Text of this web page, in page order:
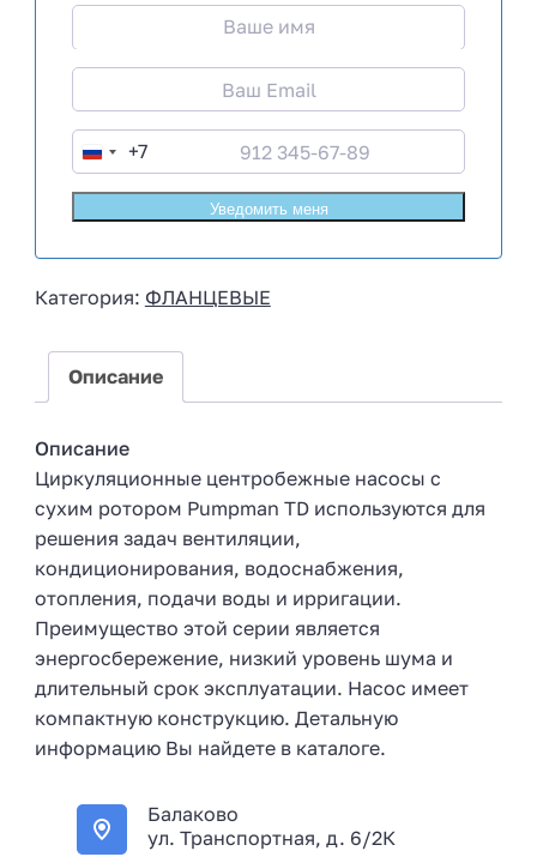
R
u
s
a
7
+7
Категория: ФЛАНЦЕВЫЕ
Описание
Описание
Циркуляционные центробежные насосы с
сухим ротором Pumpman TD используются для
решения задач вентиляции,
кондиционирования, водоснабжения,
отопления, подачи воды и ирригации.
Преимущество этой серии является
энергосбережение, низкий уровень шума и
длительный срок эксплуатации. Насос имеет
компактную конструкцию. Детальную
информацию Вы найдете в каталоге.
Балаково
ул. Транспортная, д. 6/2К